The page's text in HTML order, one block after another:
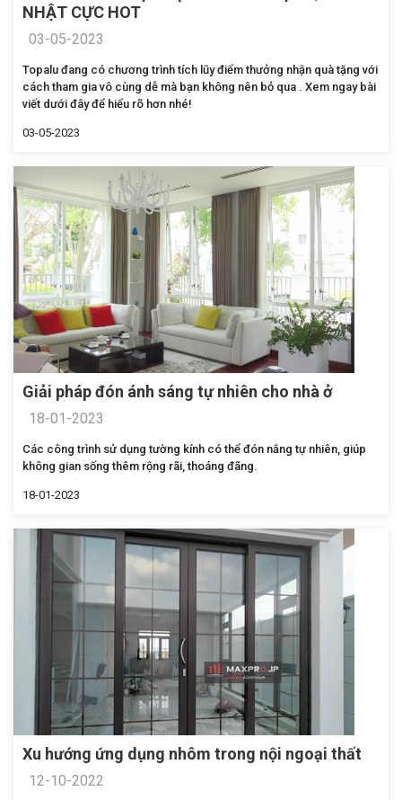
NHẬT CỰC HOT
03-05-2023
Topalu đang có chương trình tích lũy điểm thưởng nhận quà tặng với
cách tham gia vô cùng dễ mà bạn không nên bỏ qua . Xem ngay bài
viết dưới đây để hiểu rõ hơn nhé!
03-05-2023
Giải pháp đón ánh sáng tự nhiên cho nhà ở
18-01-2023
Các công trình sử dụng tường kính có thể đón nắng tự nhiên, giúp
không gian sống thêm rộng rãi, thoáng đãng.
18-01-2023
Xu hướng ứng dụng nhôm trong nội ngoại thất
12-10-2022